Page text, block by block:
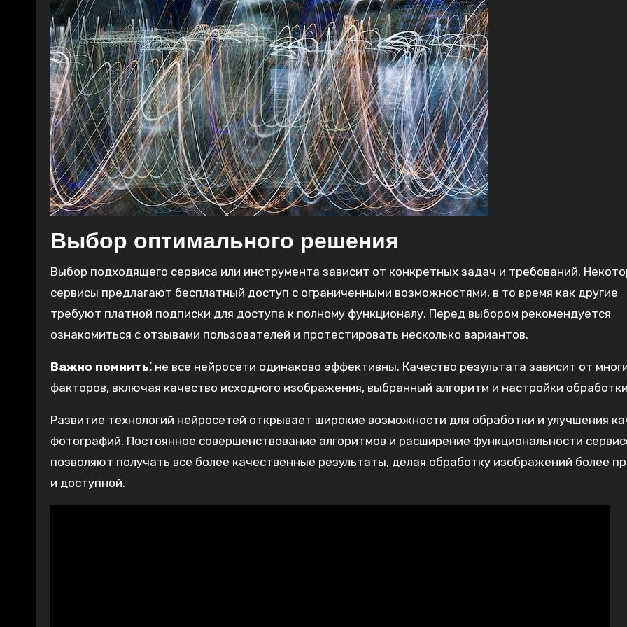
Выбор оптимального решения
Выбор подходящего сервиса или инструмента зависит от конкретных задач и требований.
сервисы предлагают бесплатный доступ с ограниченными возможностями, в то время как другие
требуют платной подписки для доступа к полному функционалу. Перед выбором рекомендуется
ознакомиться с отзывами пользователей и протестировать несколько вариантов.
Важно помнить⁚ не все нейросети одинаково эффективны. Качество результата зависит от
факторов, включая качество исходного изображения, выбранный алгоритм и настройки
Развитие технологий нейросетей открывает широкие возможности для обработки и улучшения
фотографий. Постоянное совершенствование алгоритмов и расширение функциональности
позволяют получать все более качественные результаты, делая обработку изображений более
и доступной.